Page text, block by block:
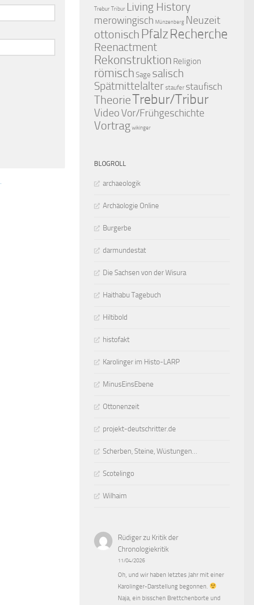
Trebur Tribur Living History
merowingisch Münzenberg Neuzeit
ottonisch PfalzRecherche
Reenactment
Rekonstruktion Religion
römisch Sage salisch
Spätmittelalter staufer staufisch
TheorieTrebur/Tribur
VideoVor/Frühgeschichte
Vortrag wikinger
BLOGROLL
archaeologik
Archäologie Online
Burgerbe
darmundestat
Die Sachsen von der Wisura
Haithabu Tagebuch
Hiltibold
histofakt
Karolinger im Histo-LARP
MinusEinsEbene
Ottonenzeit
projekt-deutschritter.de
Scherben, Steine, Wüstungen…
Scotelingo
Wilhaim
Rüdigerzu Kritik der
Chronologiekritik
11/04/2026
Oh, und wir haben letztes Jahr mit einer
Karolinger-Darstellung begonnen.
Naja, ein bisschen Brettchenborte und